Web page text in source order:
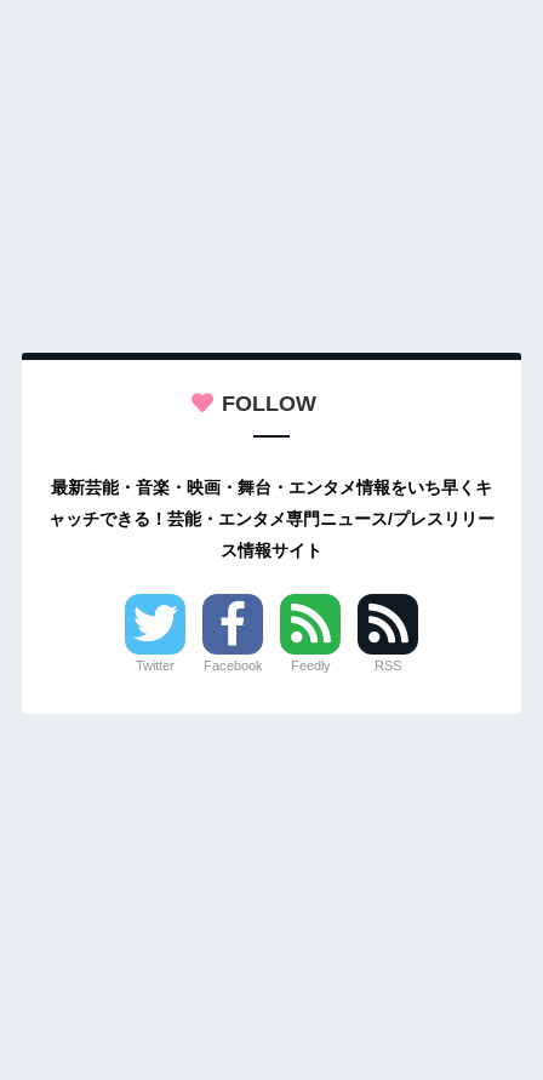
FOLLOW
最新芸能・音楽・映画・舞台・エンタメ情報をいち早くキ
ャッチできる！芸能・エンタメ専門ニュース/プレスリリー
ス情報サイト
Twitter Facebook Feedly RSS